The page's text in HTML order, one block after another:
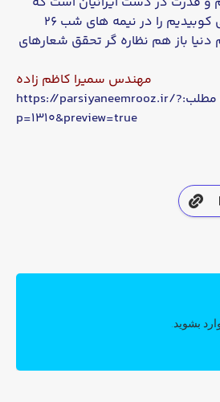
چهل سال بر طبل آن می کوبیدیم را در نیمه های شب ۲۶
باز هم نظاره گر تحقق شعارهای
مهندس سمیرا کاظم زاده
لینک کوتاه مطلب:https://parsiyaneemrooz.ir/?
p=1310&preview=true
بشوید.